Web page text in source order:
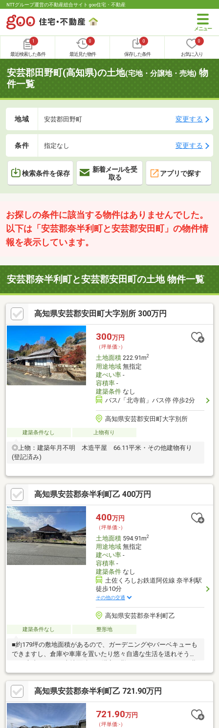
NTTグループ運営の不動産総合サイト goo住宅・不動産
1
最近検索した条件
0
最近見た物件
0
保存した条件
0
お気に入り
安芸郡田野町(高知県)の土地(宅地・分譲地・売地) 物
件一覧
地域 安芸郡田野町 変更する
条件 指定なし 変更する
検索条件を保存
新着メールを受
取る
アプリで探す
お探しの条件に該当する物件はありませんでした。
以下は「安芸郡奈半利町と安芸郡安田町」の物件情
報を表示しています。
安芸郡奈半利町と安芸郡安田町の土地 物件一覧
高知県安芸郡安田町大字別所 300万円
300万円
（坪単価:-）
土地面積222.91m2
用途地域無指定
建ぺい率-
容積率-
建築条件なし
バス/「北寺前」バス停 停歩2分
高知県安芸郡安田町大字別所
建築条件なし 上物有り
◎上物：建築年月不明 木造平屋 66.11平米・その他建物有り
(登記済み)
高知県安芸郡奈半利町乙 400万円
400万円
（坪単価:-）
土地面積594.91m2
用途地域無指定
建ぺい率-
容積率-
建築条件なし
土佐くろしお鉄道阿佐線 奈半利駅
徒歩10分
その他の交通
高知県安芸郡奈半利町乙
建築条件なし 整形地
■約179坪の敷地面積があるので、ガーデニングやバーベキューも
できますし、倉庫や車庫を置いたり悠々自適な生活を送れそうで
のマイホームを妥協なく叶えられます♪■奈半利小学校まで約490
ｍの距離で通学面も安心♪■奈半利駅まで徒歩8分圏内なので交通
の便もありますね！■近くには役場やスーパーがあるので買い物
には困らない立地♪■最低100坪以上欲しいそこのあなたにピッタ
リな売土地♪■閑静な住宅街で安心して過ごせそうです。■建物解
体更地渡しです♪※上水道引込が必要かと思われます。
高知県安芸郡奈半利町乙 721.90万円
721.90万円
（坪単価:-）